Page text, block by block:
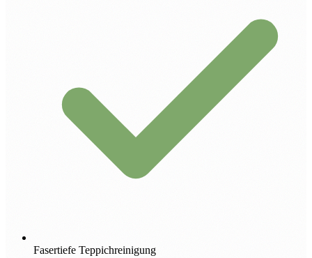
Fasertiefe Teppichreinigung